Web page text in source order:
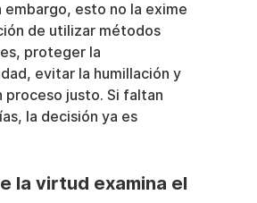
embargo, esto no la exime
de utilizar métodos
proteger la
evitar la humillación y
proceso justo. Si faltan
la decisión ya es
la virtud examina el